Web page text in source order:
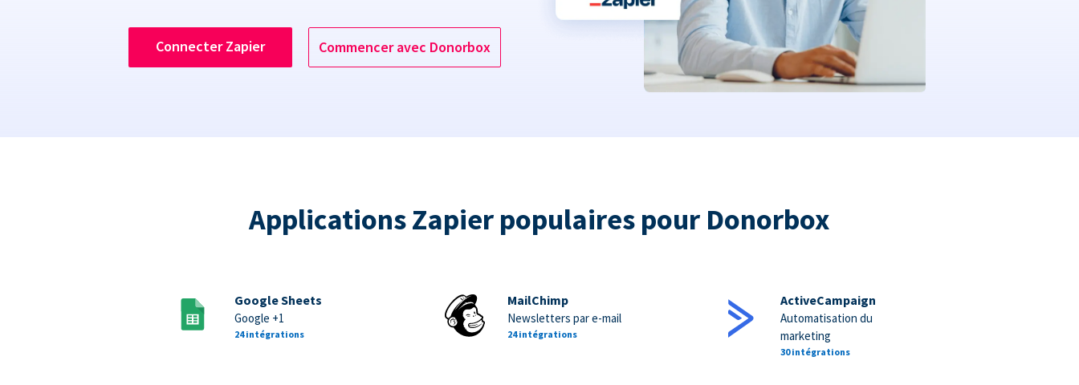
Connecter Zapier Commencer avec Donorbox
Applications Zapier populaires pour Donorbox
Google Sheets
Google +1
24 intégrations
MailChimp
Newsletters par e-mail
24 intégrations
ActiveCampaign
Automatisation du
marketing
30 intégrations